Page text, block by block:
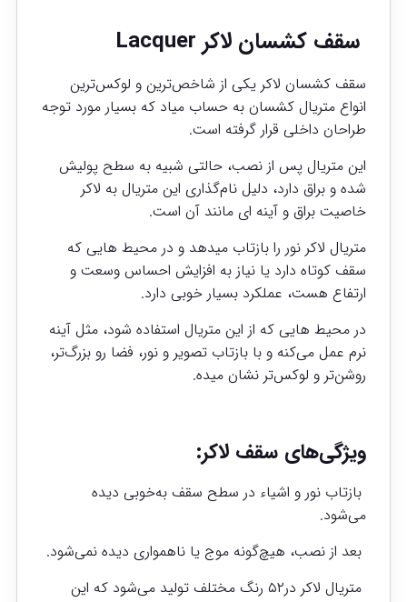
سقف کشسان لاکر Lacquer
سقف کشسان لاکر یکی از شاخص‌ترین و لوکس‌ترین
انواع متریال کشسان به حساب میاد که بسیار مورد توجه
طراحان داخلی قرار گرفته است.
این متریال پس از نصب، حالتی شبیه به سطح پولیش‌
شده و براق دارد، دلیل نام‌گذاری این متریال به لاکر
خاصیت براق و آینه ای مانند آن است.
متریال لاکر نور را بازتاب میدهد و در محیط هایی که
سقف کوتاه دارد یا نیاز به افزایش احساس وسعت و
ارتفاع هست، عملکرد بسیار خوبی دارد.
در محیط هایی که از این متریال استفاده شود، مثل آینه
نرم عمل می‌کنه و با بازتاب تصویر و نور، فضا رو بزرگ‌تر،
روشن‌تر و لوکس‌تر نشان میده.
ویژگی‌های سقف لاکر:
بازتاب نور و اشیاء در سطح سقف به‌خوبی دیده
می‌شود.
بعد از نصب، هیچ‌گونه موج یا ناهمواری دیده نمی‌شود.
متریال لاکر در۵۲ رنگ مختلف تولید می‌شود که این